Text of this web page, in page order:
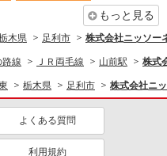
もっと見る
木県 足利市 株式会社ニッソー
線 ＪＲ両毛線 山前駅 株式
栃木県 足利市 株式会社ニ
よくある質問
利用規約